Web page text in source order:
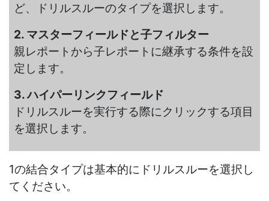
ど、ドリルスルーのタイプを選択します。
2. マスターフィールドと子フィルター
親レポートから子レポートに継承する条件を設
定します。
3. ハイパーリンクフィールド
ドリルスルーを実行する際にクリックする項目
を選択します。
1の結合タイプは基本的にドリルスルーを選択し
てください。